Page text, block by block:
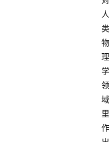
人
类
物
理
学
领
域
里
作